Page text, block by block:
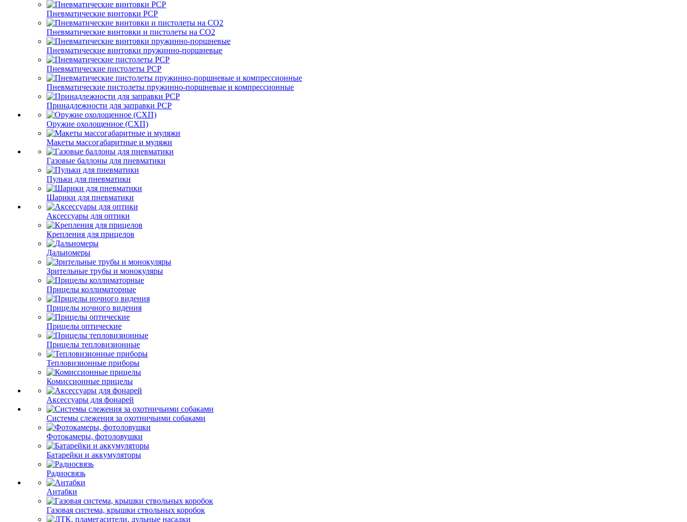
Пневматические винтовки PCP
Пневматические винтовки и пистолеты на CO2
Пневматические винтовки пружинно-поршневые
Пневматические пистолеты PCP
Пневматические пистолеты пружинно-поршневые и компрессионные
Принадлежности для заправки PCP
Оружие охолощенное (СХП)
Макеты массогабаритные и муляжи
Газовые баллоны для пневматики
Пульки для пневматики
Шарики для пневматики
Аксессуары для оптики
Крепления для прицелов
Дальномеры
Зрительные трубы и монокуляры
Прицелы коллиматорные
Прицелы ночного видения
Прицелы оптические
Прицелы тепловизионные
Тепловизионные приборы
Комиссионные прицелы
Аксессуары для фонарей
Системы слежения за охотничьими собаками
Фотокамеры, фотоловушки
Батарейки и аккумуляторы
Радиосвязь
Антабки
Газовая система, крышки ствольных коробок